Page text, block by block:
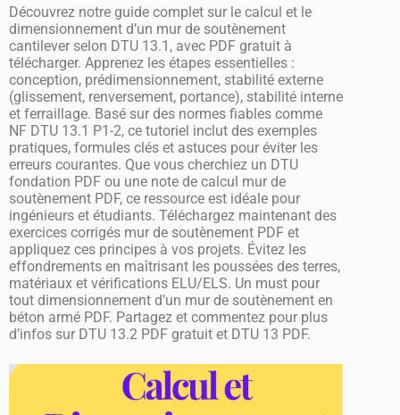
Découvrez notre guide complet sur le calcul et le
dimensionnement d’un mur de soutènement
cantilever selon DTU 13.1, avec PDF gratuit à
télécharger. Apprenez les étapes essentielles :
conception, prédimensionnement, stabilité externe
(glissement, renversement, portance), stabilité interne
et ferraillage. Basé sur des normes fiables comme
NF DTU 13.1 P1-2, ce tutoriel inclut des exemples
pratiques, formules clés et astuces pour éviter les
erreurs courantes. Que vous cherchiez un DTU
fondation PDF ou une note de calcul mur de
soutènement PDF, ce ressource est idéale pour
ingénieurs et étudiants. Téléchargez maintenant des
exercices corrigés mur de soutènement PDF et
appliquez ces principes à vos projets. Évitez les
effondrements en maîtrisant les poussées des terres,
matériaux et vérifications ELU/ELS. Un must pour
tout dimensionnement d’un mur de soutènement en
béton armé PDF. Partagez et commentez pour plus
d’infos sur DTU 13.2 PDF gratuit et DTU 13 PDF.